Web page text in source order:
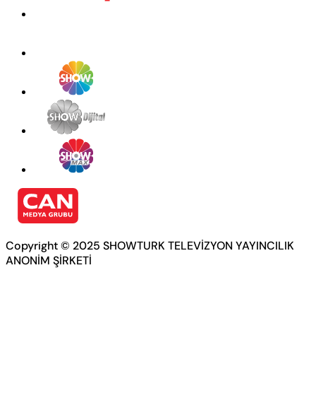
Copyright © 2025 SHOWTURK TELEVİZYON YAYINCILIK
ANONİM ŞİRKETİ